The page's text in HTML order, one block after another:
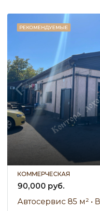
РЕКОМЕНДУЕМЫЕ
КОММЕРЧЕСКАЯ
90,000 руб.